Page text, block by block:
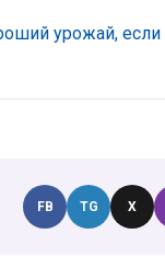
урожай, если
FB TG X